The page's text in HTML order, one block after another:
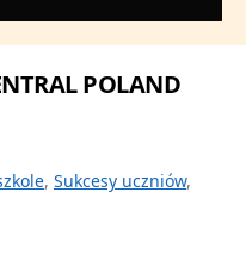
POLAND
, Sukcesy uczniów,